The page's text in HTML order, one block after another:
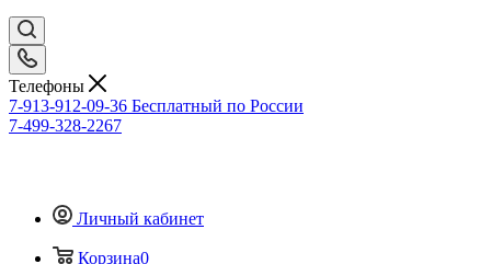
Телефоны
7-913-912-09-36 Бесплатный по России
7-499-328-2267
Личный кабинет
Корзина0